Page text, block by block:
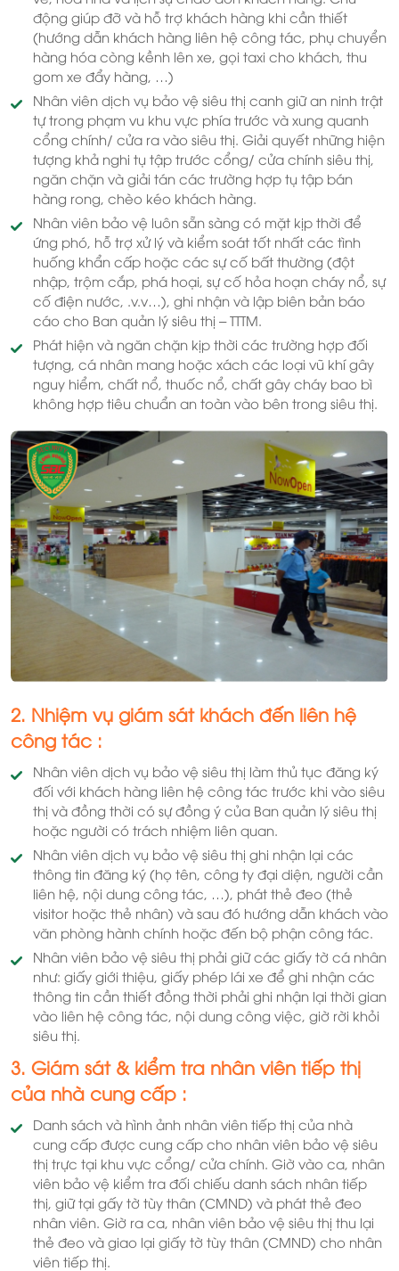
động giúp đỡ và hỗ trợ khách hàng khi cần thiết
(hướng dẫn khách hàng liên hệ công tác, phụ chuyển
hàng hóa còng kềnh lên xe, gọi taxi cho khách, thu
gom xe đẩy hàng, …)
Nhân viên dịch vụ bảo vệ siêu thị canh giữ an ninh trật
tự trong phạm vu khu vực phía trước và xung quanh
cổng chính/ cửa ra vào siêu thị. Giải quyết những hiện
tượng khả nghi tụ tập trước cổng/ cửa chính siêu thị,
ngăn chặn và giải tán các trường hợp tụ tập bán
hàng rong, chèo kéo khách hàng.
Nhân viên bảo vệ luôn sẵn sàng có mặt kịp thời để
ứng phó, hỗ trợ xử lý và kiểm soát tốt nhất các tình
huống khẩn cấp hoặc các sự cố bất thường (đột
nhập, trộm cắp, phá hoại, sự cố hỏa hoạn cháy nổ, sự
cố điện nước, .v.v…), ghi nhận và lập biên bản báo
cáo cho Ban quản lý siêu thị – TTTM.
Phát hiện và ngăn chặn kịp thời các trường hợp đối
tượng, cá nhân mang hoặc xách các loại vũ khí gây
nguy hiểm, chất nổ, thuốc nổ, chất gây cháy bao bì
không hợp tiêu chuẩn an toàn vào bên trong siêu thị.
2. Nhiệm vụ giám sát khách đến liên hệ
công tác :
Nhân viên dịch vụ bảo vệ siêu thị làm thủ tục đăng ký
đối với khách hàng liên hệ công tác trước khi vào siêu
thị và đồng thời có sự đồng ý của Ban quản lý siêu thị
hoặc người có trách nhiệm liên quan.
Nhân viên dịch vụ bảo vệ siêu thị ghi nhận lại các
thông tin đăng ký (họ tên, công ty đại diện, người cần
liên hệ, nội dung công tác, …), phát thẻ đeo (thẻ
visitor hoặc thẻ nhân) và sau đó hướng dẫn khách vào
văn phòng hành chính hoặc đến bộ phận công tác.
Nhân viên bảo vệ siêu thị phải giữ các giấy tờ cá nhân
như: giấy giới thiệu, giấy phép lái xe để ghi nhận các
thông tin cần thiết đồng thời phải ghi nhận lại thời gian
vào liên hệ công tác, nội dung công việc, giờ rời khỏi
siêu thị.
3. Giám sát & kiểm tra nhân viên tiếp thị
của nhà cung cấp :
Danh sách và hình ảnh nhân viên tiếp thị của nhà
cung cấp được cung cấp cho nhân viên bảo vệ siêu
thị trực tại khu vực cổng/ cửa chính. Giờ vào ca, nhân
viên bảo vệ kiểm tra đối chiếu danh sách nhân tiếp
thị, giữ tại gấy tờ tùy thân (CMND) và phát thẻ đeo
nhân viên. Giờ ra ca, nhân viên bảo vệ siêu thị thu lại
thẻ đeo và giao lại giấy tờ tùy thân (CMND) cho nhân
viên tiếp thị.